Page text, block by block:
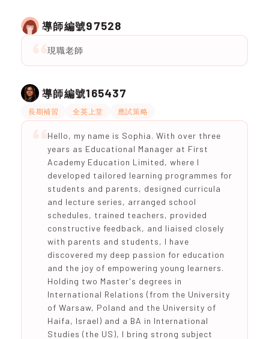
導師編號97528
現職老師
導師編號165437
長期補習 全英上堂 應試策略
Hello, my name is Sophia. With over three
years as Educational Manager at First
Academy Education Limited, where I
developed tailored learning programmes for
students and parents, designed curricula
and lecture series, arranged school
schedules, trained teachers, provided
constructive feedback, and liaised closely
with parents and students, I have
discovered my deep passion for education
and the joy of empowering young learners.
Holding two Master's degrees in
International Relations (from the University
of Warsaw, Poland and the University of
Haifa, Israel) and a BA in International
Studies (the US), I bring strong subject